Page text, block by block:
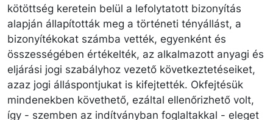
kötöttség keretein belül a lefolytatott bizonyítás
alapján állapították meg a történeti tényállást, a
bizonyítékokat számba vették, egyenként és
összességében értékelték, az alkalmazott anyagi és
eljárási jogi szabályhoz vezető következtetéseiket,
azaz jogi álláspontjukat is kifejtették. Okfejtésük
mindenekben követhető, ezáltal ellenőrizhető volt,
így - szemben az indítványban foglaltakkal - eleget